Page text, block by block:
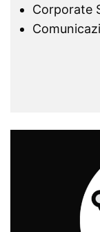
Corporate